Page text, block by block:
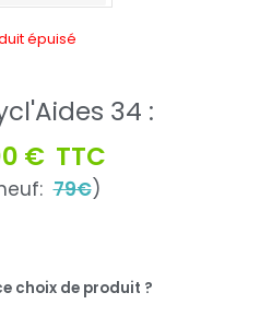
épuisé
34 :
€ TTC
79€)
choix de produit ?